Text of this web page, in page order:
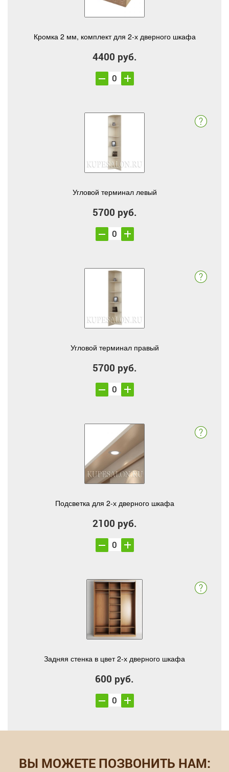
Кромка 2 мм, комплект для 2-х дверного шкафа
4400 руб.
Угловой терминал левый
5700 руб.
Угловой терминал правый
5700 руб.
Подсветка для 2-х дверного шкафа
2100 руб.
Задняя стенка в цвет 2-х дверного шкафа
600 руб.
ВЫ МОЖЕТЕ ПОЗВОНИТЬ НАМ: